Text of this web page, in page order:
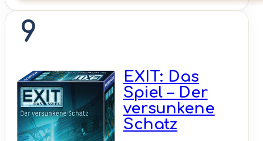
9
EXIT: Das
Spiel – Der
versunkene
Schatz